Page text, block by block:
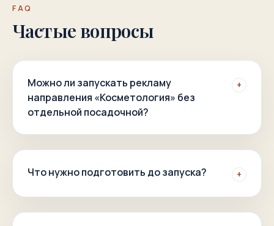
FAQ
Частые вопросы
Можно ли запускать рекламу
направления «Косметология» без
отдельной посадочной?
+
Что нужно подготовить до запуска? +